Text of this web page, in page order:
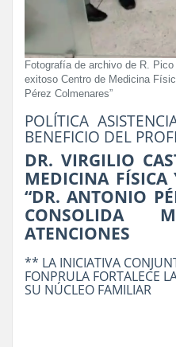
Fotografía de archivo de R.
exitoso Centro de Medicina
Pérez Colmenares”
POLÍTICA
BENEFICIO DEL
DR. VIRGILIO
MEDICINA FÍSICA
“DR. ANTONIO
ATENCIONES
** LA INICIATIVA
FONPRULA FORTALECE
SU NÚCLEO FAMILIAR